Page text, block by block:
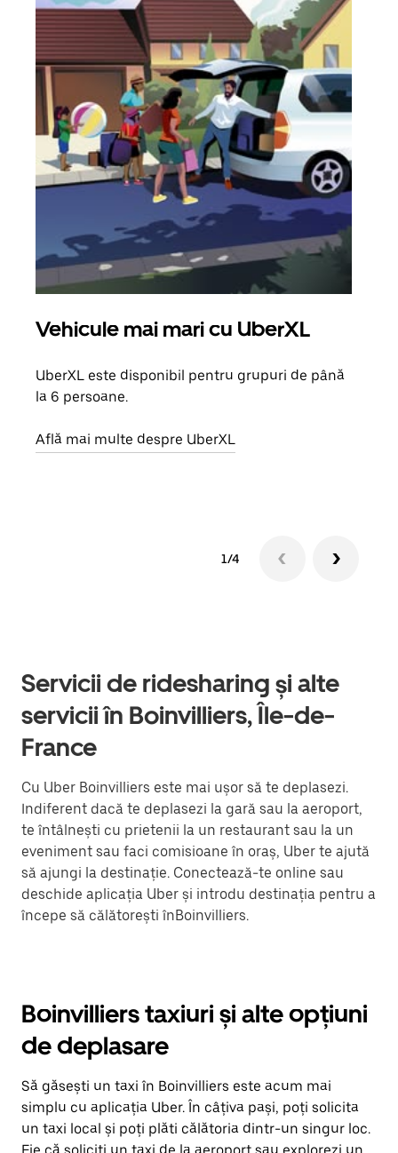
Vehicule mai mari cu UberXL
UberXL este disponibil pentru grupuri de până
la 6 persoane.
Află mai multe despre UberXL
1/4
Servicii de ridesharing și alte
servicii în Boinvilliers, Île-de-
France
Cu Uber Boinvilliers este mai ușor să te deplasezi.
Indiferent dacă te deplasezi la gară sau la aeroport,
te întâlnești cu prietenii la un restaurant sau la un
eveniment sau faci comisioane în oraș, Uber te ajută
să ajungi la destinație. Conectează-te online sau
deschide aplicația Uber și introdu destinația pentru a
începe să călătorești înBoinvilliers.
Boinvilliers taxiuri și alte opțiuni
de deplasare
Să găsești un taxi în Boinvilliers este acum mai
simplu cu aplicația Uber. În câțiva pași, poți solicita
un taxi local și poți plăti călătoria dintr-un singur loc.